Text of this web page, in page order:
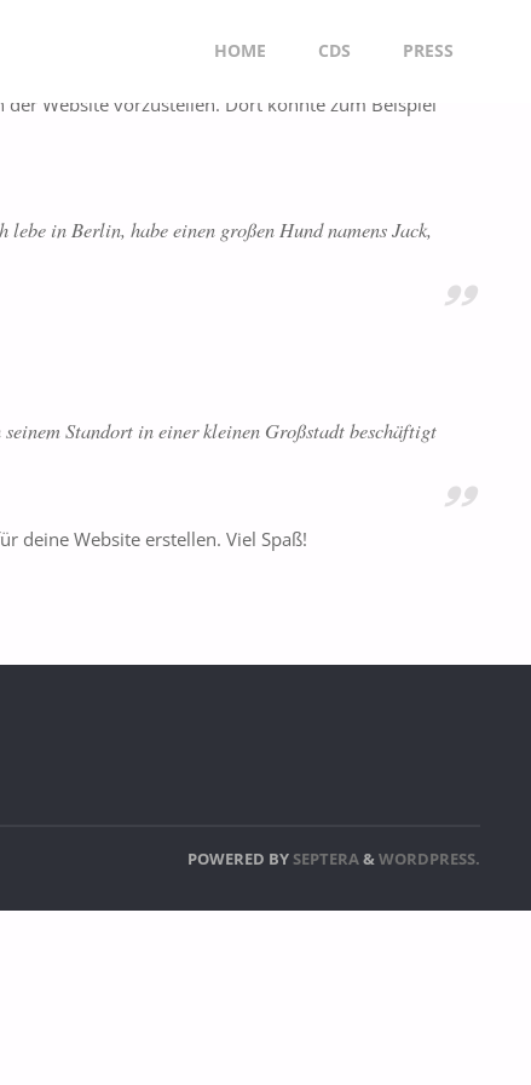
HOME CDS PRESS
in der Website-Navigation angezeigt wird. Die
Website vorzustellen. Dort könnte zum Beispiel
in Berlin, habe einen großen Hund namens Jack,
Standort in einer kleinen Großstadt beschäftigt
deine Website erstellen. Viel Spaß!
POWERED BYSEPTERA&WORDPRESS.